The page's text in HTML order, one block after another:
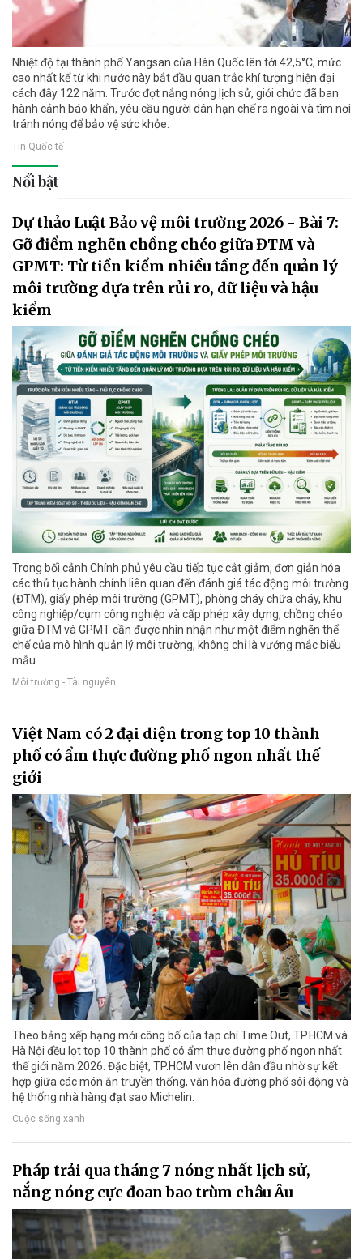
Nhiệt độ tại thành phố Yangsan của Hàn Quốc lên tới 42,5°C, mức
cao nhất kể từ khi nước này bắt đầu quan trắc khí tượng hiện đại
cách đây 122 năm. Trước đợt nắng nóng lịch sử, giới chức đã ban
hành cảnh báo khẩn, yêu cầu người dân hạn chế ra ngoài và tìm nơi
tránh nóng để bảo vệ sức khỏe.
Tin Quốc tế
Nổi bật
Dự thảo Luật Bảo vệ môi trường 2026 - Bài 7:
Gỡ điểm nghẽn chồng chéo giữa ĐTM và
GPMT: Từ tiền kiểm nhiều tầng đến quản lý
môi trường dựa trên rủi ro, dữ liệu và hậu
kiểm
Trong bối cảnh Chính phủ yêu cầu tiếp tục cắt giảm, đơn giản hóa
các thủ tục hành chính liên quan đến đánh giá tác động môi trường
(ĐTM), giấy phép môi trường (GPMT), phòng cháy chữa cháy, khu
công nghiệp/cụm công nghiệp và cấp phép xây dựng, chồng chéo
giữa ĐTM và GPMT cần được nhìn nhận như một điểm nghẽn thể
chế của mô hình quản lý môi trường, không chỉ là vướng mắc biểu
mẫu.
Môi trường - Tài nguyên
Việt Nam có 2 đại diện trong top 10 thành
phố có ẩm thực đường phố ngon nhất thế
giới
Theo bảng xếp hạng mới công bố của tạp chí Time Out, TP.HCM và
Hà Nội đều lọt top 10 thành phố có ẩm thực đường phố ngon nhất
thế giới năm 2026. Đặc biệt, TP.HCM vươn lên dẫn đầu nhờ sự kết
hợp giữa các món ăn truyền thống, văn hóa đường phố sôi động và
hệ thống nhà hàng đạt sao Michelin.
Cuộc sống xanh
Pháp trải qua tháng 7 nóng nhất lịch sử,
nắng nóng cực đoan bao trùm châu Âu